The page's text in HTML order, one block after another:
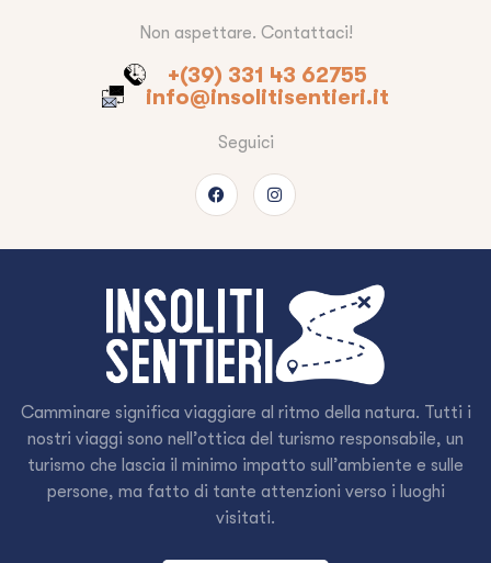
Non aspettare. Contattaci!
+(39) 331 43 62755
info@insolitisentieri.it
Seguici
Camminare significa viaggiare al ritmo della natura. Tutti i
nostri viaggi sono nell’ottica del turismo responsabile, un
turismo che lascia il minimo impatto sull’ambiente e sulle
persone, ma fatto di tante attenzioni verso i luoghi
visitati.